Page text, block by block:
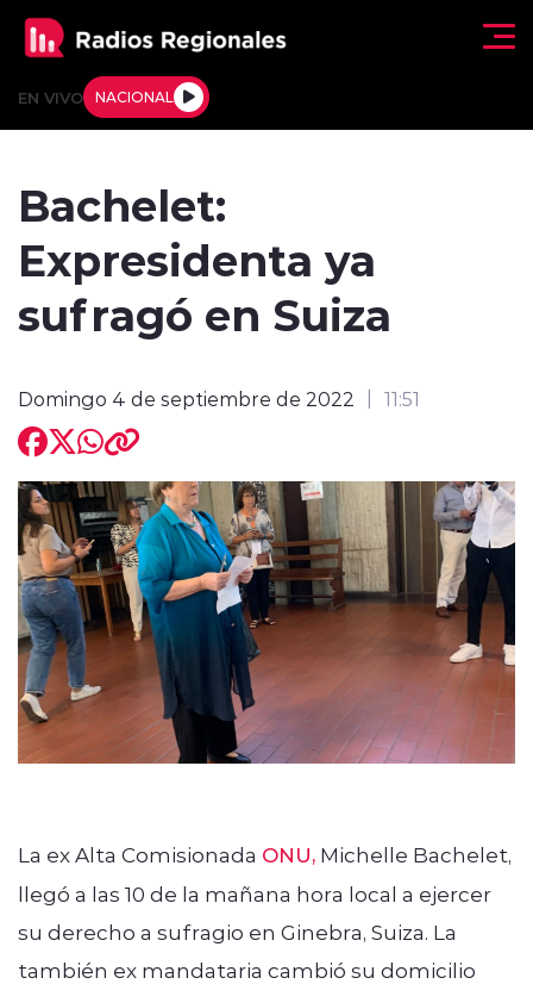
EN VIVO NACIONAL
Tendencias
Deportes
Internacional
Regiones al Aire
Entrevistas
modo claro
Bachelet:
Expresidenta ya
sufragó en Suiza
Domingo 4 de septiembre de 2022 11:51
La ex Alta Comisionada ONU, Michelle Bachelet,
llegó a las 10 de la mañana hora local a ejercer
su derecho a sufragio en Ginebra, Suiza. La
también ex mandataria cambió su domicilio